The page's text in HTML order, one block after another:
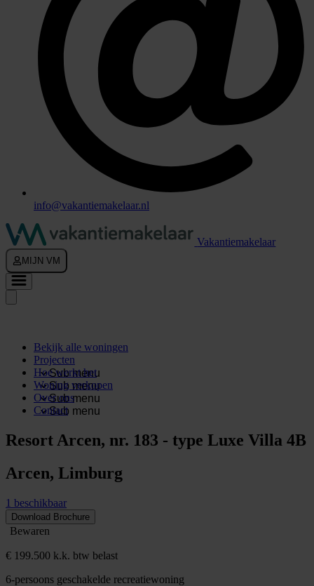
info@vakantiemakelaar.nl
Vakantiemakelaar
MIJN VM
Bekijk alle woningen
Projecten
Sub menu
Hoe werkt het
Sub menu
Woning verkopen
Sub menu
Over ons
Sub menu
Contact
Resort Arcen, nr. 183 - type Luxe Villa 4B
Arcen, Limburg
1 beschikbaar
Download Brochure
Bewaren
€ 199.500 k.k. btw belast
6-persoons geschakelde recreatiewoning